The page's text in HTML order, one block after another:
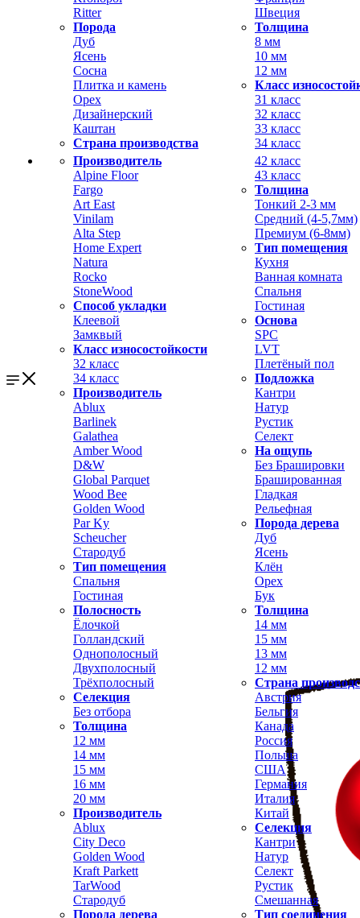
Ritter
Порода
Дуб
Ясень
Сосна
Плитка и камень
Орех
Дизайнерский
Каштан
Страна производства
Швеция
Толщина
8 мм
10 мм
12 мм
Класс
31 класс
32 класс
33 класс
34 класс
Производитель
Alpine Floor
Fargo
Art East
Vinilam
Alta Step
Home Expert
Natura
Rocko
StoneWood
Способ укладки
Клеевой
Замквый
Класс износостойкости
32 класс
34 класс
42 класс
43 класс
Толщина
Тонкий 2-3 мм
Средний (4-5,7мм)
Премиум (6-8мм)
Тип помещения
Кухня
Ванная комната
Спальня
Гостиная
Основа
SPC
LVT
Плетёный пол
Подложка
Производитель
Ablux
Barlinek
Galathea
Amber Wood
D&W
Global Parquet
Wood Bee
Golden Wood
Par Ky
Scheucher
Стародуб
Тип помещения
Спальня
Гостиная
Полосность
Ёлочкой
Голландский
Однополосный
Двухполосный
Трёхполосный
Селекция
Без отбора
Кантри
Натур
Рустик
Селект
На ощупь
Без Брашировки
Брашированная
Гладкая
Рельефная
Порода дерева
Дуб
Ясень
Клён
Орех
Бук
Толщина
14 мм
15 мм
13 мм
12 мм
Страна
Австрия
Бельгия
Толщина
12 мм
14 мм
15 мм
16 мм
20 мм
Производитель
Ablux
City Deco
Golden Wood
Kraft Parkett
TarWood
Стародуб
Порода дерева
Канада
Россия
Польша
США
Германия
Италия
Китай
Селекция
Кантри
Натур
Селект
Рустик
Смешанная
Тип соединения